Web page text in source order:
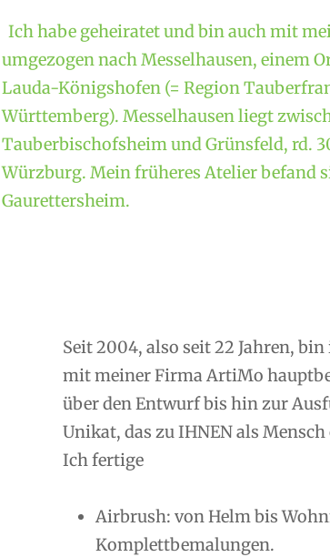
Ich habe geheiratet und bin auch mit
umgezogen nach Messelhausen, einem
Lauda-Königshofen (= Region
Württemberg). Messelhausen liegt
Tauberbischofsheim und Grünsfeld, rd.
Würzburg. Mein früheres Atelier befand
Gaurettersheim.
Seit 2004, also seit 22 Jahren,
mit meiner Firma ArtiMo
über den Entwurf bis hin zur
Unikat, das zu IHNEN als
Ich fertige
Airbrush: von Helm bis
Komplettbemalungen.